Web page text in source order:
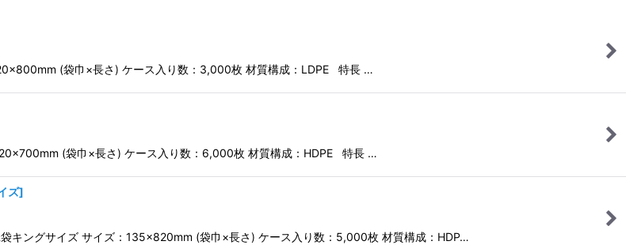
絞り込む
(袋巾×長さ) ケース入り数：3,000枚 材質構成：LDPE 特長 …
(袋巾×長さ) ケース入り数：6,000枚 材質構成：HDPE 特長 …
ズ]
キングサイズ サイズ：135×820mm (袋巾×長さ) ケース入り数：5,000枚 材質構成：HDP…